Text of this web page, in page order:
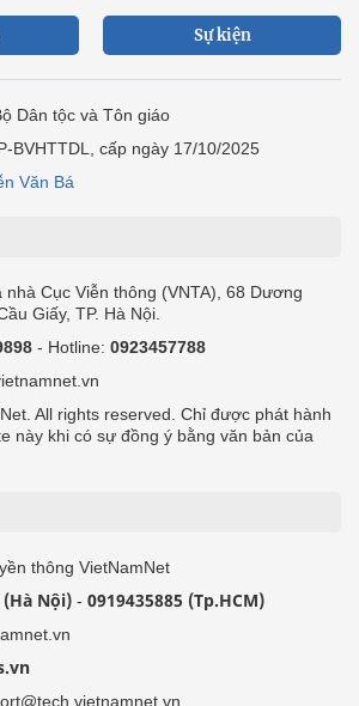
Sự kiện
Dân tộc và Tôn giáo
BVHTTDL, cấp ngày 17/10/2025
Văn Bá
Cục Viễn thông (VNTA), 68 Dương
Giấy, TP. Hà Nội.
- Hotline: 0923457788
All rights reserved. Chỉ được phát hành
này khi có sự đồng ý bằng văn bản của
thông VietNamNet
(Hà Nội) - 0919435885 (Tp.HCM)